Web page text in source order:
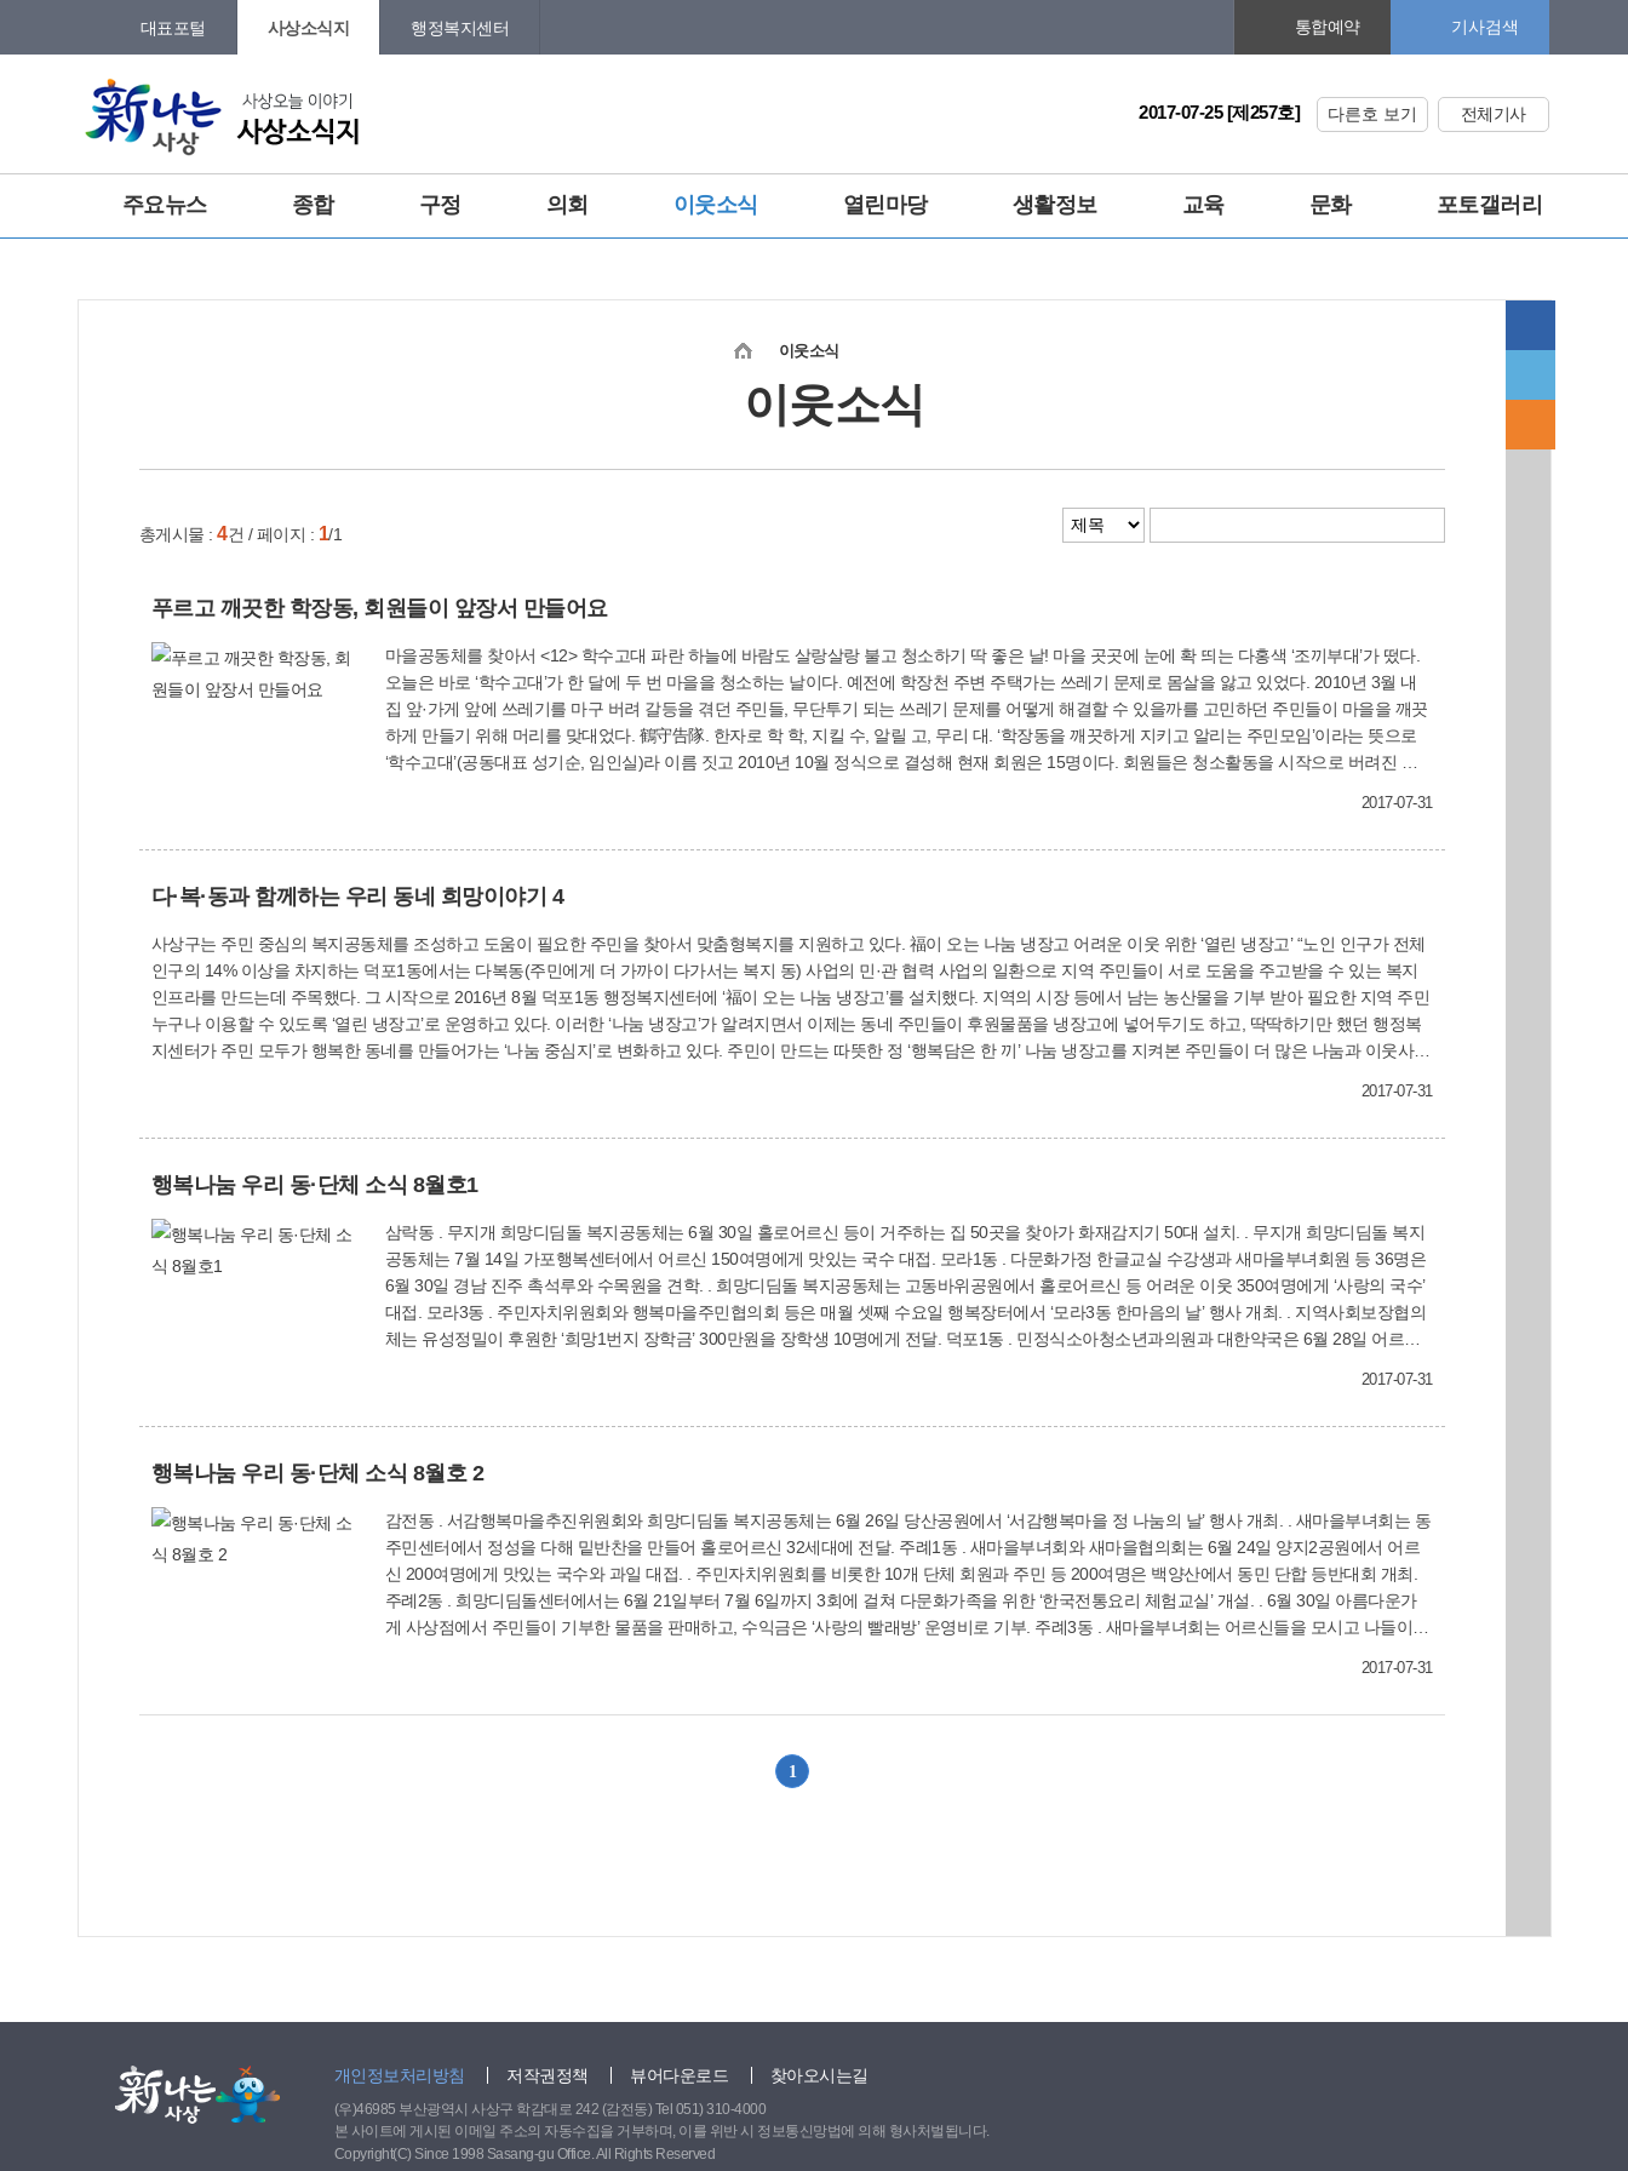
대표포털 사상소식지 행정복지센터 통합예약 기사검색
2017-07-25 [제257호] 다른호 보기 전체기사
주요뉴스 종합 구정 의회 이웃소식 열린마당 생활정보 교육 문화 포토갤러리
이웃소식
이웃소식
총게시물 : 4건 / 페이지 : 1/1
푸르고 깨끗한 학장동, 회원들이 앞장서 만들어요
마을공동체를 찾아서 <12> 학수고대 파란 하늘에 바람도 살랑살랑 불고 청소하기 딱 좋은 날! 마을 곳곳에 눈에 확 띄는 다홍색 ‘조끼부대’가 떴다.
오늘은 바로 ‘학수고대’가 한 달에 두 번 마을을 청소하는 날이다. 예전에 학장천 주변 주택가는 쓰레기 문제로 몸살을 앓고 있었다. 2010년 3월 내
집 앞·가게 앞에 쓰레기를 마구 버려 갈등을 겪던 주민들, 무단투기 되는 쓰레기 문제를 어떻게 해결할 수 있을까를 고민하던 주민들이 마을을 깨끗
하게 만들기 위해 머리를 맞대었다. 鶴守告隊. 한자로 학 학, 지킬 수, 알릴 고, 무리 대. ‘학장동을 깨끗하게 지키고 알리는 주민모임’이라는 뜻으로
‘학수고대’(공동대표 성기순, 임인실)라 이름 짓고 2010년 10월 정식으로 결성해 현재 회원은 15명이다. 회원들은 청소활동을 시작으로 버려진 화
이러한 지역의 특성을 살려 ‘학수고대’에서는 외국인 근로자 쓰레기 배출 방법 안내지를 3개 국어로 제작해 가가호호 방문하면서 올바른 쓰레기 배
망의 메시지가 되기를 바라며, 낡고 외진 담장에 주민들이 한마음으로 뭉쳐 벽화 밑그림을 그리고, 알록달록 색깔을 채워 나가고 있다. 특히 올해는
부산시에서 주관하는 ‘마을공동체 역량강화 공모사업’에 선정돼 새로운 활동들을 준비하고 있다. 내 집·가게 앞은 내가 치우기 운동인 ‘쓰레기 내가
먼저’ 스티커를 부착하고, 쓰레기 투기 심각 지역에는 무인 쓰레기 도구함인 ‘나눔청소대’를 설치해 지역주민들의 자발적인 참여를 도모할 예정이
다. ‘학수고대’ 회원들은 하나같이 닮았다. 누구 하나 몸 사리지 않는 부지런함으로 마을 일에 모두 솔선수범한다. 오늘도 회원들은 그들의 작은 몸짓
이 나비효과가 돼 푸른 학장동이 되기를 학수고대한다! 창조도시재생과(☎310-4934) 마을 청소 활동 EM방향제 만들기 주민강좌 EM방향제 만들기
2017-07-31
다·복·동과 함께하는 우리 동네 희망이야기 4
사상구는 주민 중심의 복지공동체를 조성하고 도움이 필요한 주민을 찾아서 맞춤형복지를 지원하고 있다. 福이 오는 나눔 냉장고 어려운 이웃 위한 ‘열린 냉장고’ “노인 인구가 전체
인구의 14% 이상을 차지하는 덕포1동에서는 다복동(주민에게 더 가까이 다가서는 복지 동) 사업의 민·관 협력 사업의 일환으로 지역 주민들이 서로 도움을 주고받을 수 있는 복지
인프라를 만드는데 주목했다. 그 시작으로 2016년 8월 덕포1동 행정복지센터에 ‘福이 오는 나눔 냉장고’를 설치했다. 지역의 시장 등에서 남는 농산물을 기부 받아 필요한 지역 주민
누구나 이용할 수 있도록 ‘열린 냉장고’로 운영하고 있다. 이러한 ‘나눔 냉장고’가 알려지면서 이제는 동네 주민들이 후원물품을 냉장고에 넣어두기도 하고, 딱딱하기만 했던 행정복
지센터가 주민 모두가 행복한 동네를 만들어가는 ‘나눔 중심지’로 변화하고 있다. 주민이 만드는 따뜻한 정 ‘행복담은 한 끼’ 나눔 냉장고를 지켜본 주민들이 더 많은 나눔과 이웃사랑
2017-07-31
행복나눔 우리 동·단체 소식 8월호1
삼락동 . 무지개 희망디딤돌 복지공동체는 6월 30일 홀로어르신 등이 거주하는 집 50곳을 찾아가 화재감지기 50대 설치. . 무지개 희망디딤돌 복지
공동체는 7월 14일 가포행복센터에서 어르신 150여명에게 맛있는 국수 대접. 모라1동 . 다문화가정 한글교실 수강생과 새마을부녀회원 등 36명은
6월 30일 경남 진주 촉석루와 수목원을 견학. . 희망디딤돌 복지공동체는 고동바위공원에서 홀로어르신 등 어려운 이웃 350여명에게 ‘사랑의 국수’
대접. 모라3동 . 주민자치위원회와 행복마을주민협의회 등은 매월 셋째 수요일 행복장터에서 ‘모라3동 한마음의 날’ 행사 개최. . 지역사회보장협의
체는 유성정밀이 후원한 ‘희망1번지 장학금’ 300만원을 장학생 10명에게 전달. 덕포1동 . 민정식소아청소년과의원과 대한약국은 6월 28일 어르신
2017-07-31
행복나눔 우리 동·단체 소식 8월호 2
감전동 . 서감행복마을추진위원회와 희망디딤돌 복지공동체는 6월 26일 당산공원에서 ‘서감행복마을 정 나눔의 날’ 행사 개최. . 새마을부녀회는 동
주민센터에서 정성을 다해 밑반찬을 만들어 홀로어르신 32세대에 전달. 주례1동 . 새마을부녀회와 새마을협의회는 6월 24일 양지2공원에서 어르
신 200여명에게 맛있는 국수와 과일 대접. . 주민자치위원회를 비롯한 10개 단체 회원과 주민 등 200여명은 백양산에서 동민 단합 등반대회 개최.
주례2동 . 희망디딤돌센터에서는 6월 21일부터 7월 6일까지 3회에 걸쳐 다문화가족을 위한 ‘한국전통요리 체험교실’ 개설. . 6월 30일 아름다운가
게 사상점에서 주민들이 기부한 물품을 판매하고, 수익금은 ‘사랑의 빨래방’ 운영비로 기부. 주례3동 . 새마을부녀회는 어르신들을 모시고 나들이에
2017-07-31
1
개인정보처리방침 저작권정책 뷰어다운로드 찾아오시는길
(우)46985 부산광역시 사상구 학감대로 242 (감전동) Tel 051) 310-4000
본 사이트에 게시된 이메일 주소의 자동수집을 거부하며, 이를 위반 시 정보통신망법에 의해 형사처벌됩니다.
Copyright(C) Since 1998 Sasang-gu Office. All Rights Reserved